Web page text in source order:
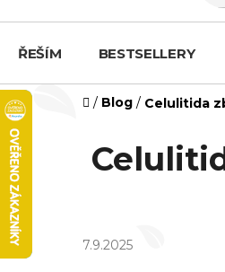
ŘEŠÍM BESTSELLERY
Domů
/ Blog / Celulitida
7.9.2025